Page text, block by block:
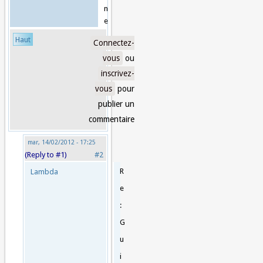
n
e
Haut
Connectez-
vous ou
inscrivez-
vous pour
publier un
commentaire
mar, 14/02/2012 - 17:25
(Reply to #1)
#2
Lambda
R
e
:
G
u
i